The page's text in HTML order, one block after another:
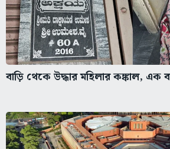
বাড়ি থেকে উদ্ধার মহিলার কঙ্কাল,